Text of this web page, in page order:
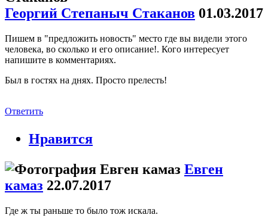
Георгий Степаныч Стаканов 01.03.2017
Пишем в "предложить новость" место где вы видели этого
человека, во сколько и его описание!. Кого интересует
напишите в комментариях.
Был в гостях на днях. Просто прелесть!
Ответить
Нравится
Евген
камаз 22.07.2017
Где ж ты раньше то было тож искала.